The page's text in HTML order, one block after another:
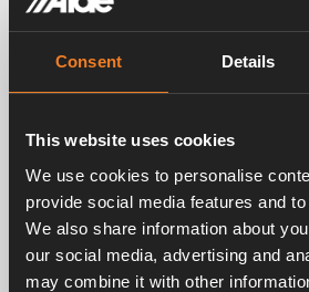
Consent Details
This website uses cookies
We use cookies to personalise
provide social media features and
We also share information about
our social media, advertising and
may combine it with other
Bilder